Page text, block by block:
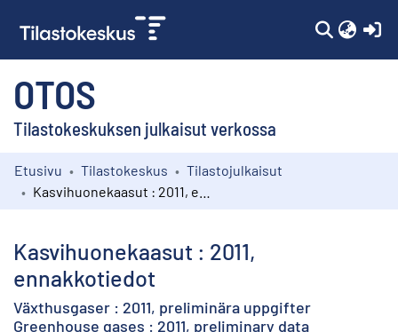
OTOS
Tilastokeskuksen julkaisut verkossa
Kokoelmat
Etusivu Tilastokeskus
Tilastojulkaisut
Kasvihuonekaasut : 2011,
ennakkotiedot
Växthusgaser : 2011, preliminära uppgifter
Greenhouse gases : 2011, preliminary data